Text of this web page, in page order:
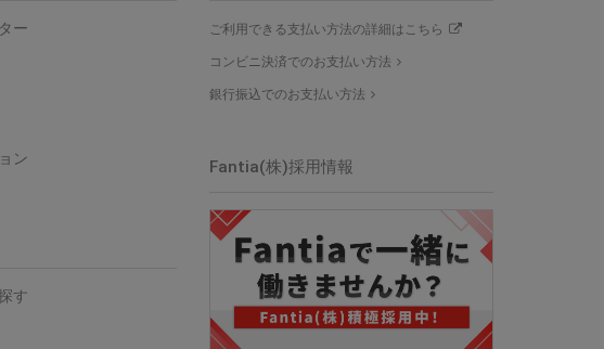
ー
ン
す
ご利用できる支払い方法の詳細はこちら
コンビニ決済でのお支払い方法
銀行振込でのお支払い方法
Fantia(株)採用情報